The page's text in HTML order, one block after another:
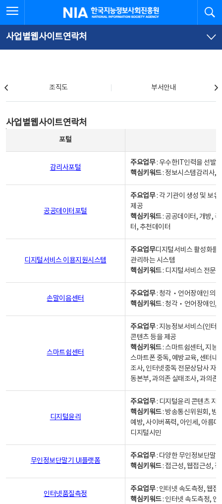
문
로
가
체
뉴
바
가
한국지능정보사회진흥원
사업별웹사이트연락처
조직도 부서안내
사업별웹사이트연락처
포털
감리사포털
주요업무: 우수한IT인력을 선발
핵심키워드: 정보시스템감리사,
공공데이터포털
주요업무: 각 기관이 생성 및 보
제공
핵심키워드: 공공데이터, 개방,
터, 추천데이터
디지털서비스 이용지원시스템
주요업무디지털서비스 활성화를
관리하는 시스템
핵심키워드: 디지털서비스 전문
손말이음센터
주요업무: 청각‧언어장애인의
핵심키워드: 청각‧언어장애인,
스마트쉼센터
주요업무: 지능정보서비스(인터
콘텐츠 등을 제공
핵심키워드: 스마트쉼센터, 지능
스마트폰 중독, 예방교육, 센터내
조사, 인터넷중독 전문상담사 자
동본부, 과의존 실태조사, 과의존
디지털윤리
주요업무: 디지털윤리 콘텐츠 지
핵심키워드: 방송통신위원회, 방
예방, 사이버폭력, 아인세, 아름
디지털시민
무인정보단말기 UI플랫폼
주요업무: 다양한 무인정보단말
핵심키워드: 접근성, 웹접근성,
인터넷품질측정
주요업무: 인터넷 속도측정, 웹접
핵심키워드: 인터넷 속도측정, 인